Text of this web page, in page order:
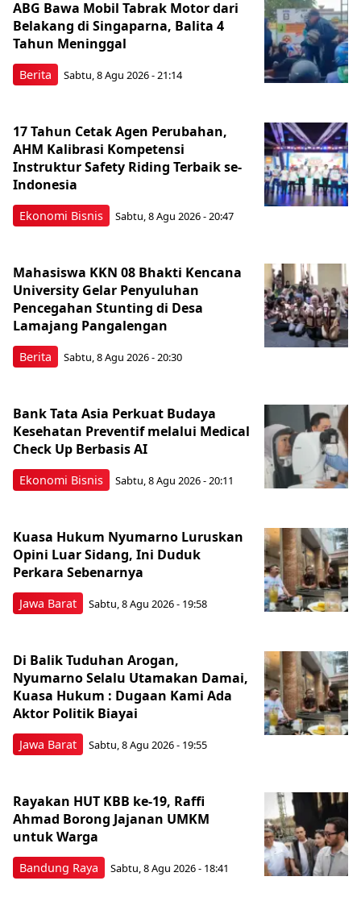
Berita
ABG Bawa Mobil Tabrak Motor dari
Belakang di Singaparna, Balita 4
Tahun Meninggal
Sabtu, 8 Agu 2026 - 21:14
Ekonomi Bisnis
17 Tahun Cetak Agen Perubahan,
AHM Kalibrasi Kompetensi
Instruktur Safety Riding Terbaik se-
Indonesia
Sabtu, 8 Agu 2026 - 20:47
Berita
Mahasiswa KKN 08 Bhakti Kencana
University Gelar Penyuluhan
Pencegahan Stunting di Desa
Lamajang Pangalengan
Sabtu, 8 Agu 2026 - 20:30
Ekonomi Bisnis
Bank Tata Asia Perkuat Budaya
Kesehatan Preventif melalui Medical
Check Up Berbasis AI
Sabtu, 8 Agu 2026 - 20:11
Jawa Barat
Kuasa Hukum Nyumarno Luruskan
Opini Luar Sidang, Ini Duduk
Perkara Sebenarnya ​
Sabtu, 8 Agu 2026 - 19:58
Jawa Barat
Di Balik Tuduhan Arogan,
Nyumarno Selalu Utamakan Damai,
Kuasa Hukum : Dugaan Kami Ada
Aktor Politik Biayai
Sabtu, 8 Agu 2026 - 19:55
Bandung Raya
Rayakan HUT KBB ke-19, Raffi
Ahmad Borong Jajanan UMKM
untuk Warga
Sabtu, 8 Agu 2026 - 18:41